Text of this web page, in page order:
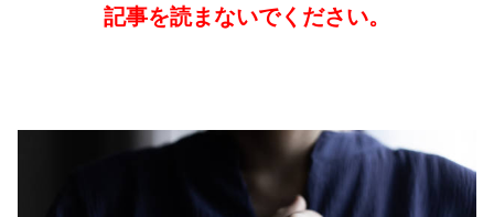
記事を読まないでください。